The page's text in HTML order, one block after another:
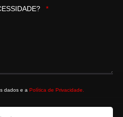
dados e a Política de Privacidade.